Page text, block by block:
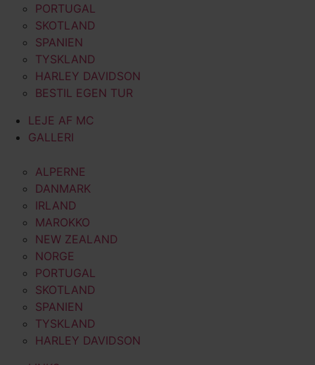
PORTUGAL
SKOTLAND
SPANIEN
TYSKLAND
HARLEY DAVIDSON
BESTIL EGEN TUR
LEJE AF MC
GALLERI
ALPERNE
DANMARK
IRLAND
MAROKKO
NEW ZEALAND
NORGE
PORTUGAL
SKOTLAND
SPANIEN
TYSKLAND
HARLEY DAVIDSON